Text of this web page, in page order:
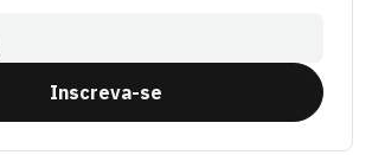
Inscreva-se